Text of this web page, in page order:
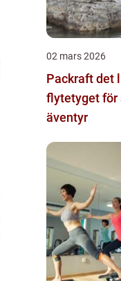
02 mars 2026
Packraft det lilla
flytetyget för
äventyr